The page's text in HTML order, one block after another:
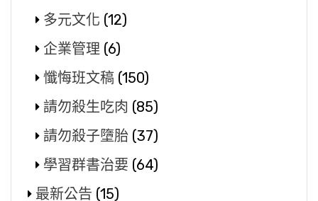
多元文化 (12)
企業管理 (6)
懺悔班文稿 (150)
請勿殺生吃肉 (85)
請勿殺子墮胎 (37)
學習群書治要 (64)
最新公告 (15)